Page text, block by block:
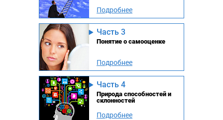
Подробнее
Часть 3
Понятие о самооценке
Подробнее
Часть 4
Природа способностей и
склонностей
Подробнее